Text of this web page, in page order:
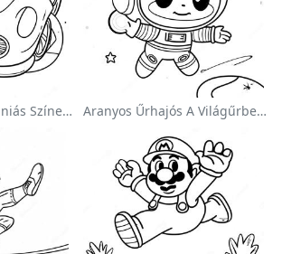
Sonic Sebességmániás Színezőlap Aranyos Űrhajós A Világűrben Színezőlap